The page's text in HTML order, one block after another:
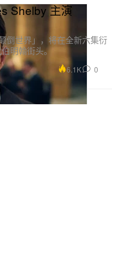
Shelby 主演
倒世界」，将在全新六集衍
明翰街头。
6.1K 0